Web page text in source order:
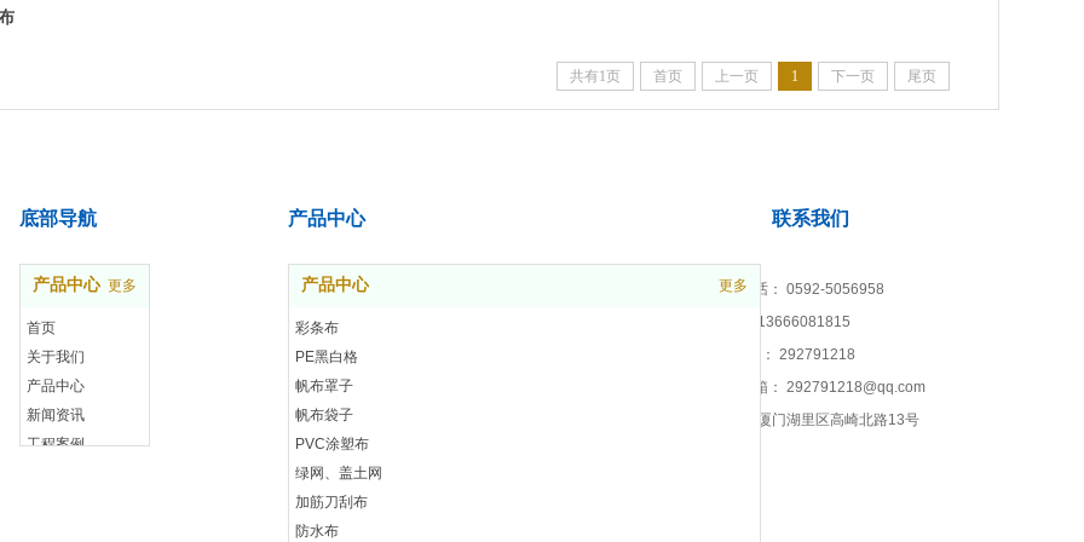
共有1页 首页 上一页 1 下一页 尾页
产品中心 更多
彩条布
PE黑白格
帆布罩子
帆布袋子
PVC涂塑布
绿网、盖土网
加筋刀刮布
防水布
产品中心 更多
首页
关于我们
产品中心
新闻资讯
工程案例
联系电话： 0592-5056958
手机： 13666081815
企业QQ： 292791218
公司邮箱： 292791218@qq.com
地址： 厦门湖里区高崎北路13号
底部导航 产品中心 联系我们